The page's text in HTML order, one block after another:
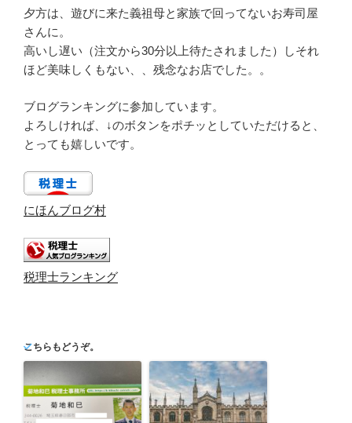
夕方は、遊びに来た義祖母と家族で回ってないお寿司屋
さんに。
高いし遅い（注文から30分以上待たされました）しそれ
ほど美味しくもない、、残念なお店でした。。
ブログランキングに参加しています。
よろしければ、↓のボタンをポチッとしていただけると、
とっても嬉しいです。
にほんブログ村
税理士ランキング
こちらもどうぞ。